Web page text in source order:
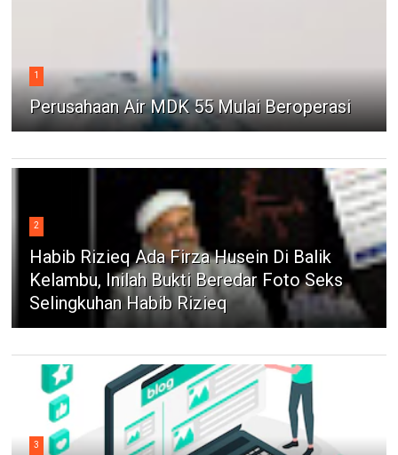
1
Perusahaan Air MDK 55 Mulai Beroperasi
2
Habib Rizieq Ada Firza Husein Di Balik
Kelambu, Inilah Bukti Beredar Foto Seks
Selingkuhan Habib Rizieq
3